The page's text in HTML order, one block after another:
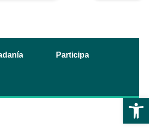
Abrir
Participa